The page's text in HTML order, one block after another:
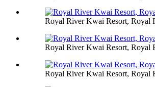
Royal River Kwai Resort, Royal
Royal River Kwai Resort, Royal
Royal River Kwai Resort, Royal